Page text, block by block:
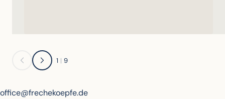
1 | 9
office@frechekoepfe.de